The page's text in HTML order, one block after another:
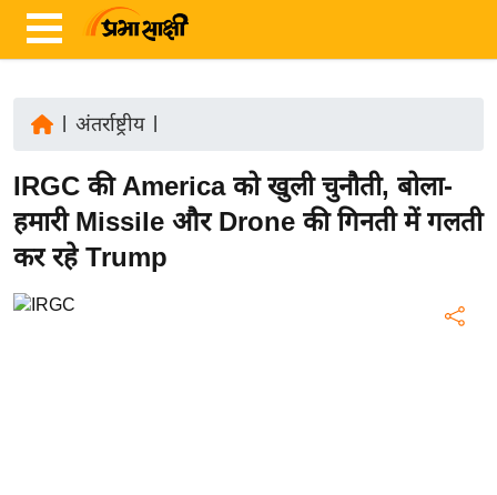
ज़ा
ख
ब
र
रा
अंतर्राष्ट्रीय|
IRGC की America को खुली चुनौती, बोला-
हमारी Missile और Drone की गिनती में गलती
कर रहे Trump